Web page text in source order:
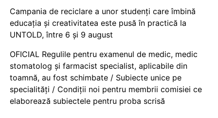
Campania de reciclare a unor studenți care îmbină
educația și creativitatea este pusă în practică la
UNTOLD, între 6 și 9 august
OFICIAL Regulile pentru examenul de medic, medic
stomatolog și farmacist specialist, aplicabile din
toamnă, au fost schimbate / Subiecte unice pe
specialități / Condiții noi pentru membrii comisiei ce
elaborează subiectele pentru proba scrisă